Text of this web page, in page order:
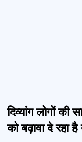
दिव्यांग लोगों की
को बढ़ावा दे रहा है